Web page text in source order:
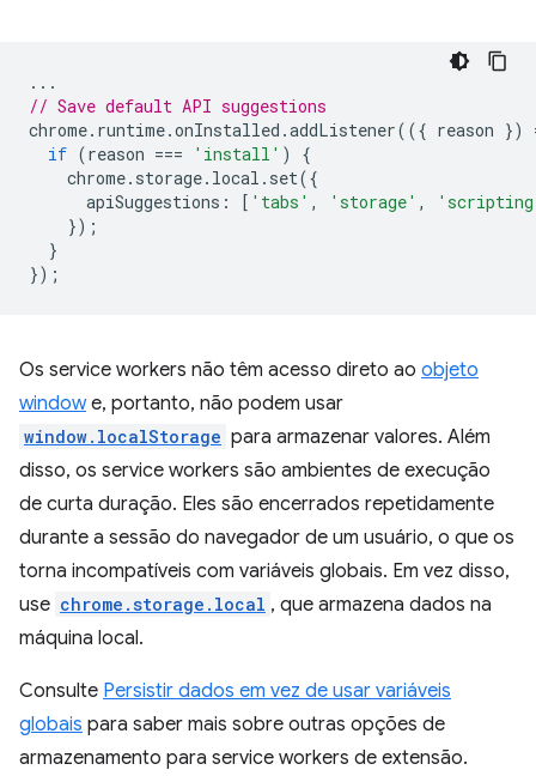
...
// Save default API suggestions
chrome. runtime.onInstalled .addListener(({ reason })
if (reason === 'install' )
{
chrome. storage. local . set({
apiSuggestions : [ 'tabs' , 'storage' ,
});
}
});
Os service workers não têm acesso direto ao objeto
windowe, portanto, não podem usar
window.localStorage para armazenar valores. Além
disso, os service workers são ambientes de execução
de curta duração. Eles são encerrados repetidamente
durante a sessão do navegador de um usuário, o que os
torna incompatíveis com variáveis globais. Em vez disso,
use chrome.storage.local , que armazena dados na
máquina local.
Consulte Persistir dados em vez de usar variáveis
globais para saber mais sobre outras opções de
armazenamento para service workers de extensão.